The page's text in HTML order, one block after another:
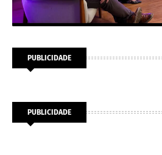
PUBLICIDADE
PUBLICIDADE